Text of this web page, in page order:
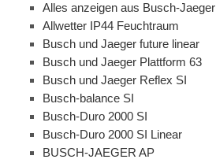
Alles anzeigen aus Busch-Jaeger
Allwetter IP44 Feuchtraum
Busch und Jaeger future linear
Busch und Jaeger Plattform 63
Busch und Jaeger Reflex SI
Busch-balance SI
Busch-Duro 2000 SI
Busch-Duro 2000 SI Linear
BUSCH-JAEGER AP